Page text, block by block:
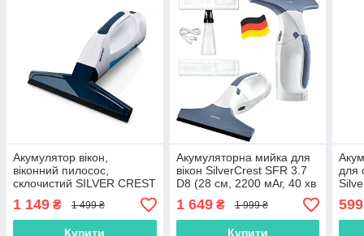
Акумулятор вікон,
віконний пилосос,
склочистий SILVER CREST
Німеччина)
1 149 ₴ 1 499 ₴
Купити
Акумуляторна мийка для
вікон SilverCrest SFR 3.7
D8 (28 см, 2200 мАг, 40 хв
1 649₴ 1 999 ₴
Купити
для
33
599